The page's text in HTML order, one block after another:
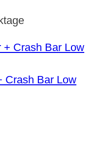
Crash Bar Low